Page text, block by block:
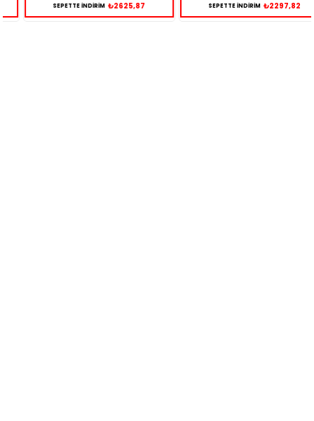
SEPETTE İNDİRİM ₺2625,87 SEPETTE İNDİRİM ₺2297,82